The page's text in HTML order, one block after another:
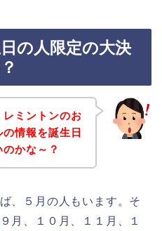
の人限定の大決
ミントンのお
情報を誕生日
かな～？
、５月の人もいます。そ
月、１０月、１１月、１